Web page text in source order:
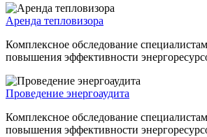
Аренда тепловизора
Комплексное обследование
повышения эффективности
Проведение энергоаудита
Комплексное обследование
повышения эффективности